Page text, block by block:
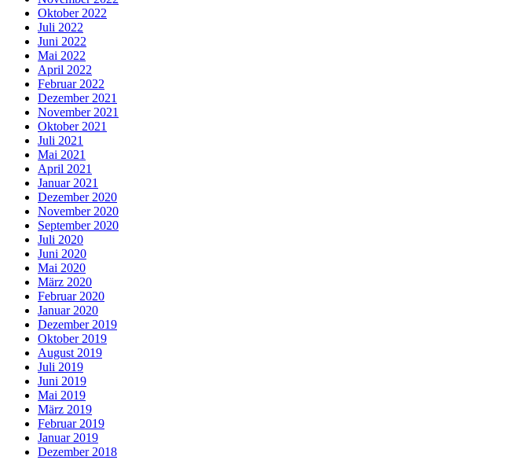
Oktober 2022
Juli 2022
Juni 2022
Mai 2022
April 2022
Februar 2022
Dezember 2021
November 2021
Oktober 2021
Juli 2021
Mai 2021
April 2021
Januar 2021
Dezember 2020
November 2020
September 2020
Juli 2020
Juni 2020
Mai 2020
März 2020
Februar 2020
Januar 2020
Dezember 2019
Oktober 2019
August 2019
Juli 2019
Juni 2019
Mai 2019
März 2019
Februar 2019
Januar 2019
Dezember 2018